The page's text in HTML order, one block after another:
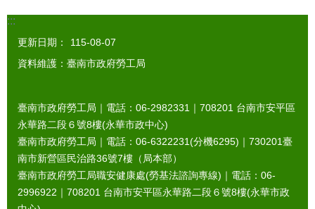
:::
更新日期：
115-08-07
資料維護：臺南市政府勞工局
臺南市政府勞工局｜電話：06-2982331｜ 708201 台南市安平區
永華路二段６號8樓(永華市政中心)
臺南市政府勞工局｜電話：06-6322231(分機6295)｜ 730201臺
南市新營區民治路36號7樓（局本部）
臺南市政府勞工局職安健康處(勞基法諮詢專線)｜電話：06-
2996922｜ 708201 台南市安平區永華路二段６號8樓(永華市政